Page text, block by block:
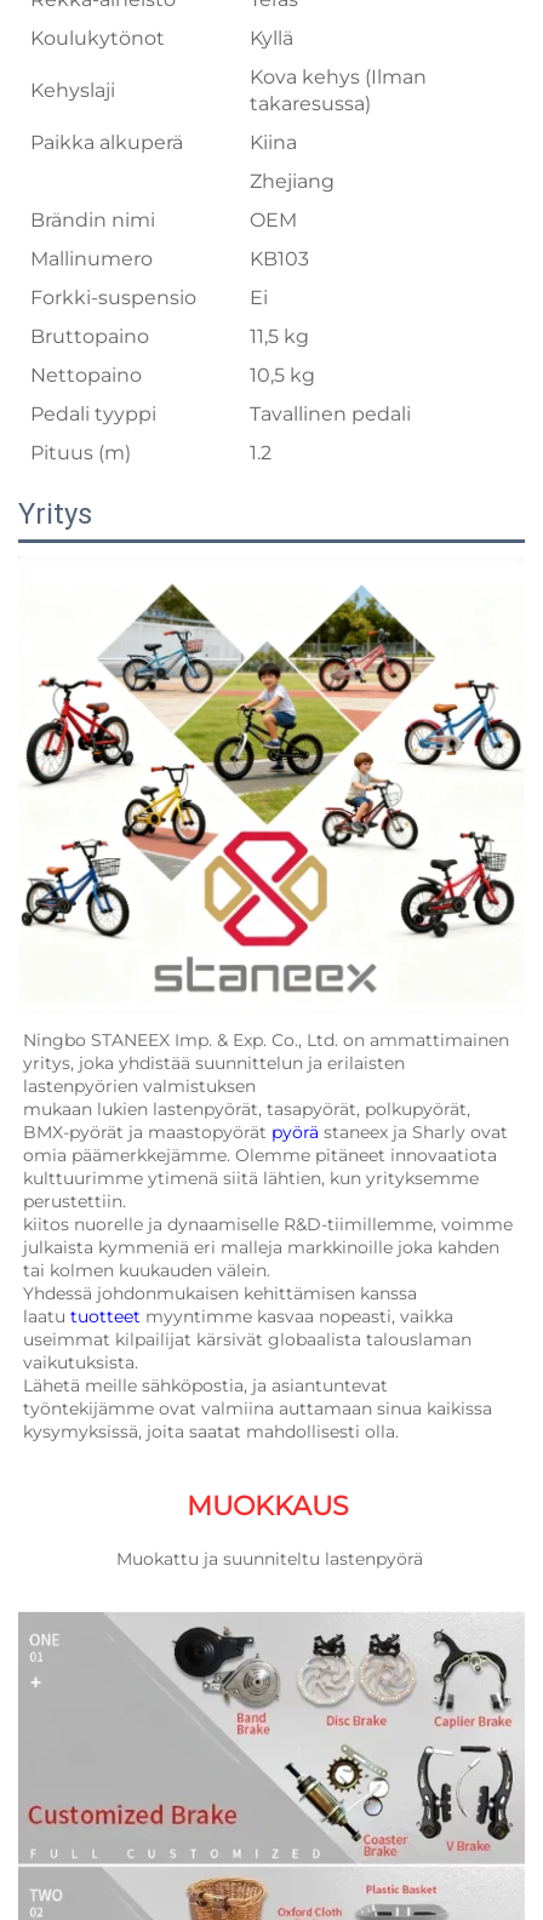
Koulukytönot
Kyllä
Kehyslaji
Kova kehys (Ilman
takaresussa)
Paikka alkuperä
Kiina
Zhejiang
Brändin nimi
OEM
Mallinumero
KB103
Forkki-suspensio
Ei
Bruttopaino
11,5 kg
Nettopaino
10,5 kg
Pedali tyyppi
Tavallinen pedali
Pituus (m)
1.2
Yritys
Ningbo STANEEX Imp. & Exp. Co., Ltd. on ammattimainen
yritys, joka yhdistää suunnittelun ja erilaisten
lastenpyörien valmistuksen
mukaan lukien lastenpyörät, tasapyörät, polkupyörät,
BMX-pyörät ja maastopyörät pyörä staneex ja Sharly ovat
omia päämerkkejämme. Olemme pitäneet innovaatiota
kulttuurimme ytimenä siitä lähtien, kun yrityksemme
perustettiin.
kiitos nuorelle ja dynaamiselle R&D-tiimillemme, voimme
julkaista kymmeniä eri malleja markkinoille joka kahden
tai kolmen kuukauden välein.
Yhdessä johdonmukaisen kehittämisen kanssa
laatu tuotteet myyntimme kasvaa nopeasti, vaikka
useimmat kilpailijat kärsivät globaalista talouslaman
vaikutuksista.
Lähetä meille sähköpostia, ja asiantuntevat
työntekijämme ovat valmiina auttamaan sinua kaikissa
kysymyksissä, joita saatat mahdollisesti olla.
MUOKKAUS
Muokattu ja suunniteltu lastenpyörä